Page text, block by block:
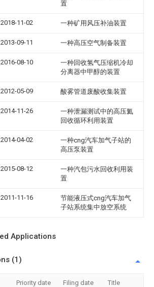
置
2018-11-02 一种矿用风压补油装置
2013-09-11 一种高压空气制备装置
2016-08-10
一种回收氢气压缩机冷却
分离器中甲醇的装置
2012-05-09 酸雾管道废酸收集装置
2014-11-26
一种泄漏测试中的高压氦
回收循环利用装置
2014-04-02
一种cng汽车加气子站的
高压泵装置
2015-08-12
一种汽包污水回收利用装
置
2011-11-16
节能液压式cng汽车加气
子站系统集中放空系统
Applications
(1)
Priority date Filing date Title